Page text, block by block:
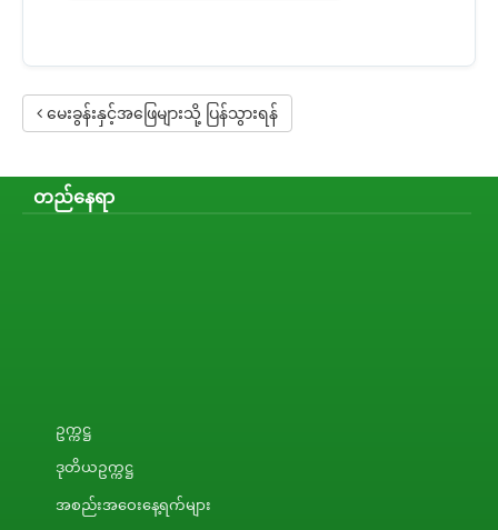
မေးခွန်းနှင့်အဖြေများသို့ ပြန်သွားရန်
တည်နေရာ
ဥက္ကဋ္ဌ
ဒုတိယဥက္ကဋ္ဌ
အစည်းအဝေးနေ့ရက်များ